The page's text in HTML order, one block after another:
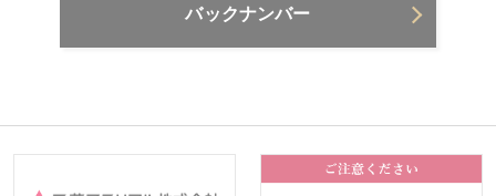
バックナンバー